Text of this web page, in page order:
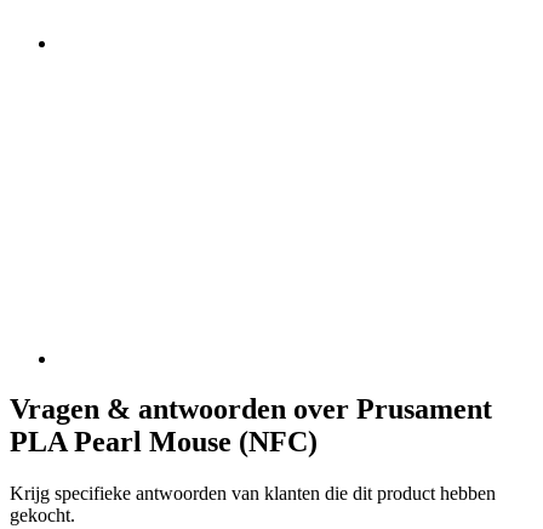
Vragen & antwoorden over Prusament
PLA Pearl Mouse (NFC)
Krijg specifieke antwoorden van klanten die dit product hebben
gekocht.